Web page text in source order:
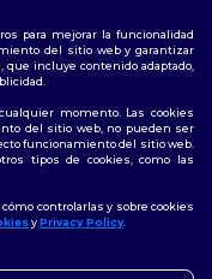
|
para mejorar la funcionalidad
del sitio web y garantizar
que incluye contenido adaptado,
momento. Las cookies
del sitio web, no pueden ser
funcionamiento del sitio web.
tipos de cookies, como las
controlarlas y sobre cookies
yPrivacy Policy.